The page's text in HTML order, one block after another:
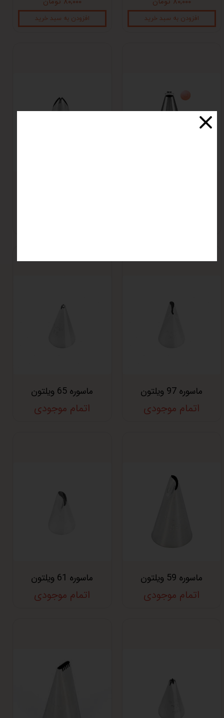
افزودن به سبد خرید افزودن به سبد خرید
ماسوره 97 ویلتون
اتمام موجودی
ماسوره 65 ویلتون
اتمام موجودی
ماسوره 59 ویلتون
اتمام موجودی
ماسوره 61 ویلتون
اتمام موجودی